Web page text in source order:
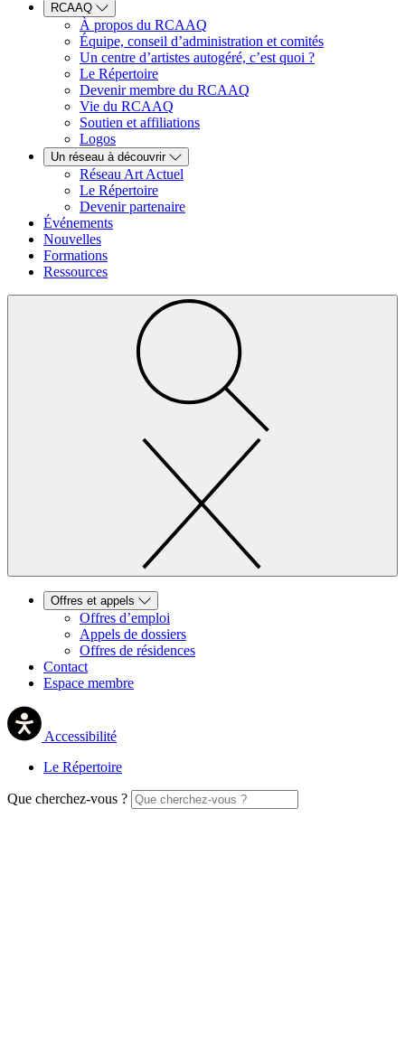
RCAAQ
À propos du RCAAQ
Équipe, conseil d’administration et comités
Un centre d’artistes autogéré, c’est quoi ?
Le Répertoire
Devenir membre du RCAAQ
Vie du RCAAQ
Soutien et affiliations
Logos
Un réseau à découvrir
Réseau Art Actuel
Le Répertoire
Devenir partenaire
Événements
Nouvelles
Formations
Ressources
Offres et appels
Offres d’emploi
Appels de dossiers
Offres de résidences
Contact
Espace membre
Accessibilité
Le Répertoire
Que cherchez-vous ?